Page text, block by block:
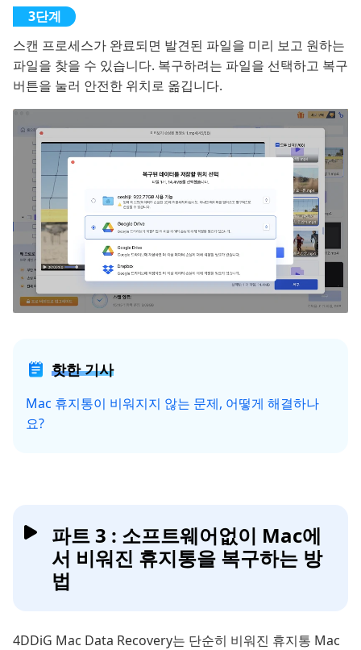
스캔 프로세스가 완료되면 발견된 파일을 미리 보고 원하는
파일을 찾을 수 있습니다. 복구하려는 파일을 선택하고 복구
버튼을 눌러 안전한 위치로 옮깁니다.
핫한 기사
Mac 휴지통이 비워지지 않는 문제, 어떻게 해결하나
요?
파트 3 : 소프트웨어없이 Mac에
서 비워진 휴지통을 복구하는 방
법
4DDiG Mac Data Recovery는 단순히 비워진 휴지통 Mac